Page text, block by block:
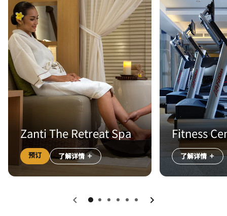
Zanti The Retreat Spa
预订 了解详情
Fitness
了解详情
上一页 下一页